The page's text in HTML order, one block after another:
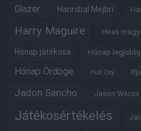
Glazer Hannibal Mejbri
Harry Maguire Híres
Hónap játékosa Hónap
Hónap Ördöge Hull City
Jadon Sancho Jason Wilcox
Játékosértékelés